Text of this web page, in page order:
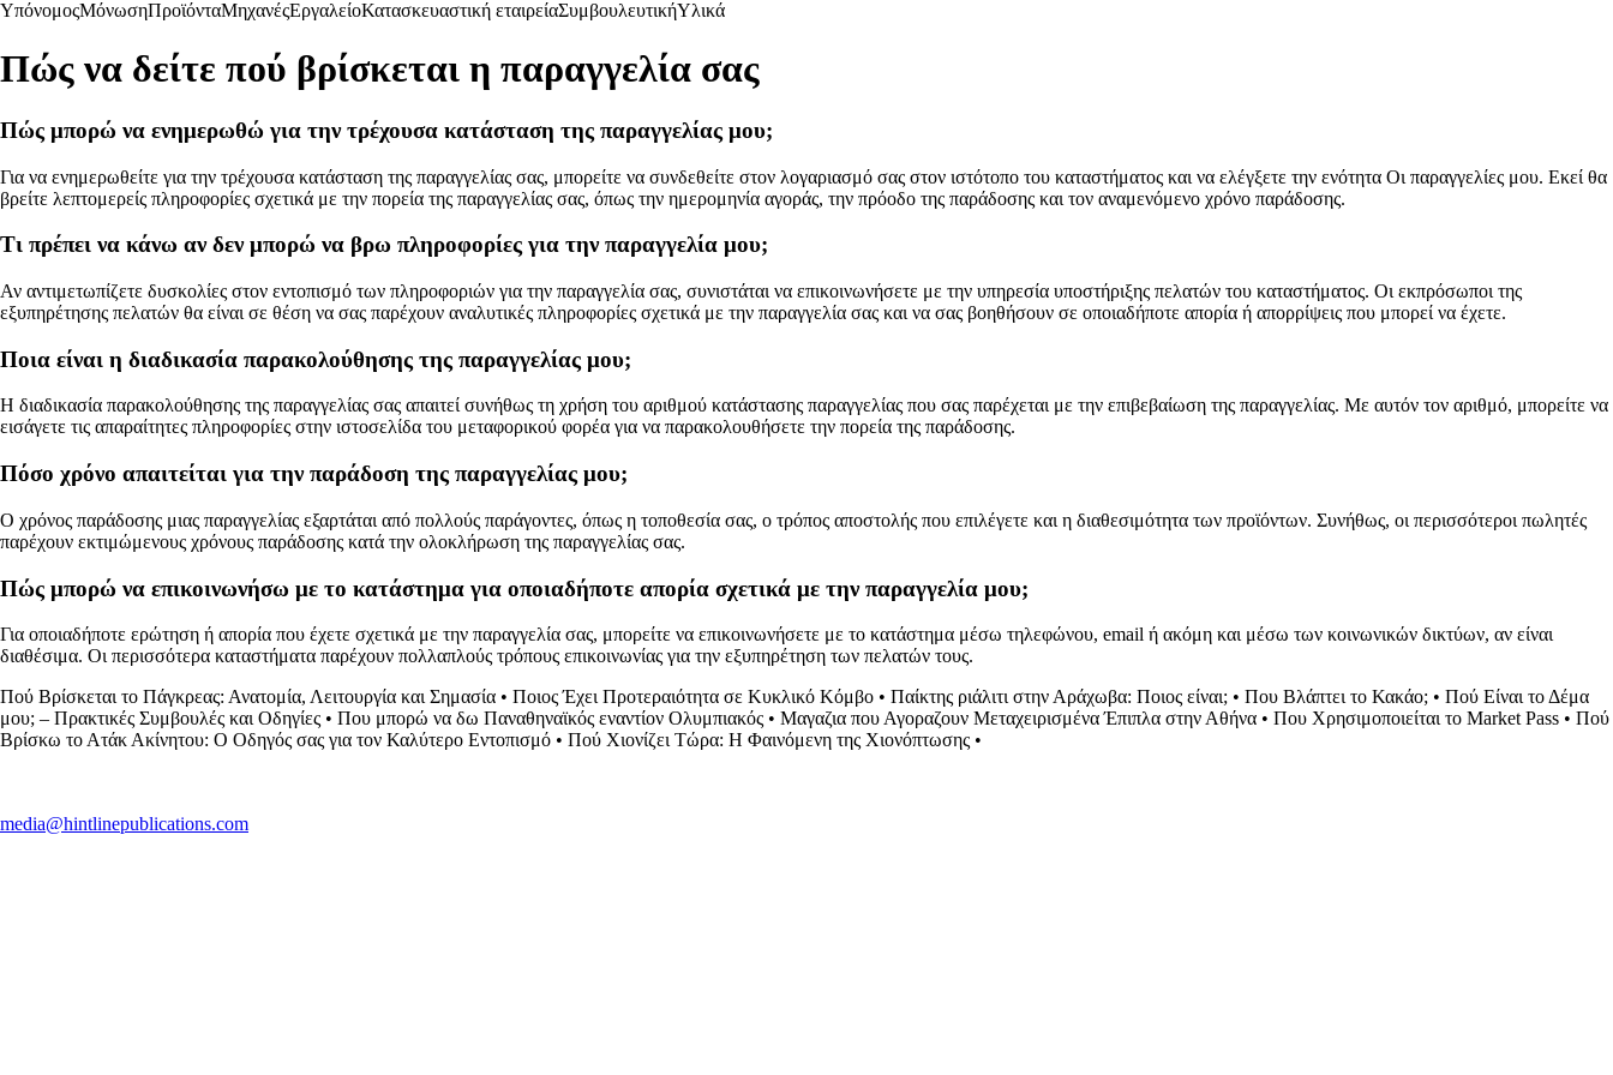
ΥπόνομοςΜόνωσηΠροϊόνταΜηχανέςΕργαλείοΚατασκευαστική εταιρείαΣυμβουλευτικήΥλικά
Πώς να δείτε πού βρίσκεται η παραγγελία σας
Πώς μπορώ να ενημερωθώ για την τρέχουσα κατάσταση της παραγγελίας μου;
Για να ενημερωθείτε για την τρέχουσα κατάσταση της παραγγελίας σας, μπορείτε να συνδεθείτε στον λογαριασμό σας στον ιστότοπο του καταστήματος και να ελέγξετε την ενότητα Οι παραγγελίες μου. Εκεί θα
βρείτε λεπτομερείς πληροφορίες σχετικά με την πορεία της παραγγελίας σας, όπως την ημερομηνία αγοράς, την πρόοδο της παράδοσης και τον αναμενόμενο χρόνο παράδοσης.
Τι πρέπει να κάνω αν δεν μπορώ να βρω πληροφορίες για την παραγγελία μου;
Αν αντιμετωπίζετε δυσκολίες στον εντοπισμό των πληροφοριών για την παραγγελία σας, συνιστάται να επικοινωνήσετε με την υπηρεσία υποστήριξης πελατών του καταστήματος. Οι εκπρόσωποι της
εξυπηρέτησης πελατών θα είναι σε θέση να σας παρέχουν αναλυτικές πληροφορίες σχετικά με την παραγγελία σας και να σας βοηθήσουν σε οποιαδήποτε απορία ή απορρίψεις που μπορεί να έχετε.
Ποια είναι η διαδικασία παρακολούθησης της παραγγελίας μου;
Η διαδικασία παρακολούθησης της παραγγελίας σας απαιτεί συνήθως τη χρήση του αριθμού κατάστασης παραγγελίας που σας παρέχεται με την επιβεβαίωση της παραγγελίας. Με αυτόν τον αριθμό, μπορείτε να
εισάγετε τις απαραίτητες πληροφορίες στην ιστοσελίδα του μεταφορικού φορέα για να παρακολουθήσετε την πορεία της παράδοσης.
Πόσο χρόνο απαιτείται για την παράδοση της παραγγελίας μου;
Ο χρόνος παράδοσης μιας παραγγελίας εξαρτάται από πολλούς παράγοντες, όπως η τοποθεσία σας, ο τρόπος αποστολής που επιλέγετε και η διαθεσιμότητα των προϊόντων. Συνήθως, οι περισσότεροι πωλητές
παρέχουν εκτιμώμενους χρόνους παράδοσης κατά την ολοκλήρωση της παραγγελίας σας.
Πώς μπορώ να επικοινωνήσω με το κατάστημα για οποιαδήποτε απορία σχετικά με την παραγγελία μου;
Για οποιαδήποτε ερώτηση ή απορία που έχετε σχετικά με την παραγγελία σας, μπορείτε να επικοινωνήσετε με το κατάστημα μέσω τηλεφώνου, email ή ακόμη και μέσω των κοινωνικών δικτύων, αν είναι
διαθέσιμα. Οι περισσότερα καταστήματα παρέχουν πολλαπλούς τρόπους επικοινωνίας για την εξυπηρέτηση των πελατών τους.
Πού Βρίσκεται το Πάγκρεας: Ανατομία, Λειτουργία και Σημασία • Ποιος Έχει Προτεραιότητα σε Κυκλικό Κόμβο • Παίκτης ριάλιτι στην Αράχωβα: Ποιος είναι; • Που Βλάπτει το Κακάο; • Πού Είναι το Δέμα
μου; – Πρακτικές Συμβουλές και Οδηγίες • Που μπορώ να δω Παναθηναϊκός εναντίον Ολυμπιακός • Μαγαζια που Αγοραζουν Μεταχειρισμένα Έπιπλα στην Αθήνα • Που Χρησιμοποιείται το Market Pass • Πού
Βρίσκω το Ατάκ Ακίνητου: Ο Οδηγός σας για τον Καλύτερο Εντοπισμό • Πού Χιονίζει Τώρα: Η Φαινόμενη της Χιονόπτωσης •
media@hintlinepublications.com